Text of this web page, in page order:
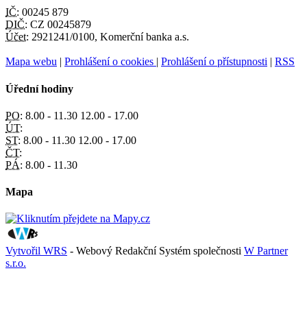
IČ: 00245 879
DIČ: CZ 00245879
Účet: 2921241/0100, Komerční banka a.s.
Mapa webu | Prohlášení o cookies | Prohlášení o přístupnosti | RSS
Úřední hodiny
PO: 8.00 - 11.30 12.00 - 17.00
ÚT:
ST: 8.00 - 11.30 12.00 - 17.00
ČT:
PÁ: 8.00 - 11.30
Mapa
Vytvořil WRS - Webový Redakční Systém společnosti W Partner
s.r.o.